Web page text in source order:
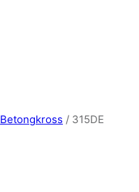
Betongkross / 315DE